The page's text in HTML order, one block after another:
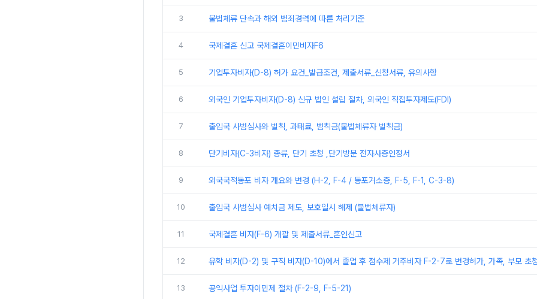
3 불법체류 단속과 해외 범죄경력에 따른 처리기준
4 국제결혼 신고 국제결혼이민비자F6
5 기업투자비자(D-8) 허가 요건_발급조건, 제출서류_신청서류, 유의사항
6 외국인 기업투자비자(D-8) 신규 법인 설립 절차, 외국인 직접투자제도(FDI)
7 출입국 사범심사와 벌칙, 과태료, 범칙금(불법체류자 벌칙금)
8 단기비자(C-3비자) 종류, 단기 초청 ,단기방문 전자사증인정서
9 외국국적동포 비자 개요와 변경 (H-2, F-4 / 동포거소증, F-5, F-1, C-3-8)
10 출입국 사범심사 예치금 제도, 보호일시 해제 (불법체류자)
11 국제결혼 비자(F-6) 개괄 및 제출서류_혼인신고
12 유학 비자(D-2) 및 구직 비자(D-10)에서 졸업 후 점수제 거주비자 F-2-7로 변경허가, 가족, 부모 초
13 공익사업 투자이민제 절차 (F-2-9, F-5-21)